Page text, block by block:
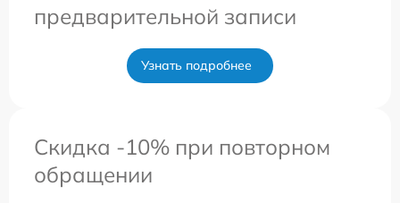
предварительной записи
Узнать подробнее
Скидка -10% при повторном
обращении